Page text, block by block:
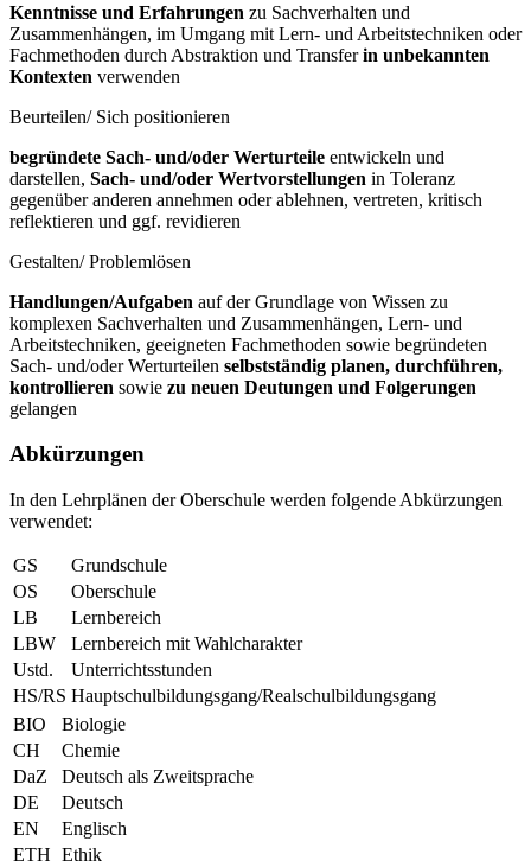
Kenntnisse und Erfahrungen zu Sachverhalten und
Zusammenhängen, im Umgang mit Lern- und Arbeitstechniken oder
Fachmethoden durch Abstraktion und Transferin unbekannten
Kontexten verwenden
Beurteilen/ Sich positionieren
begründete Sach- und/oder Werturteile entwickeln und
darstellen, Sach- und/oder Wertvorstellungen in Toleranz
gegenüber anderen annehmen oder ablehnen, vertreten, kritisch
reflektieren und ggf. revidieren
Gestalten/ Problemlösen
Handlungen/Aufgaben auf der Grundlage von Wissen zu
komplexen Sachverhalten und Zusammenhängen, Lern- und
Arbeitstechniken, geeigneten Fachmethoden sowie begründeten
Sach- und/oder Werturteilen selbstständig planen, durchführen,
kontrollieren sowie zu neuen Deutungen und Folgerungen
gelangen
Abkürzungen
In den Lehrplänen der Oberschule werden folgende Abkürzungen
verwendet:
GS
Grundschule
OS
Oberschule
LB
Lernbereich
LBW
Lernbereich mit Wahlcharakter
Ustd.
Unterrichtsstunden
HS/RS Hauptschulbildungsgang/Realschulbildungsgang
BIO
Biologie
CH
Chemie
DaZ
Deutsch als Zweitsprache
DE
Deutsch
EN
Englisch
ETH Ethik